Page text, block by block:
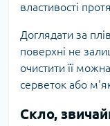
властивості
Доглядати за
поверхні не
очистити її
серветок або
Скло,